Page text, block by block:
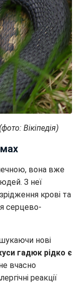
Вікіпедія)
вона вже
З неї
крові та
серцево-
нові
гадюк рідко є
вчасно
реакції